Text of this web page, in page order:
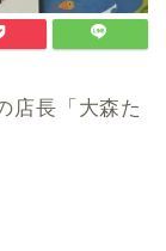
店長「大森た